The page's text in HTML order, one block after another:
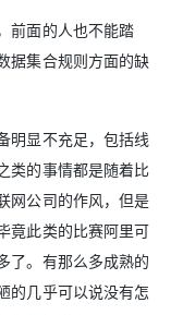
前面的人也不能踏
据集合规则方面的缺
明显不充足，包括线
类的事情都是随着比
网公司的作风，但是
竟此类的比赛阿里可
了。有那么多成熟的
的几乎可以说没有怎